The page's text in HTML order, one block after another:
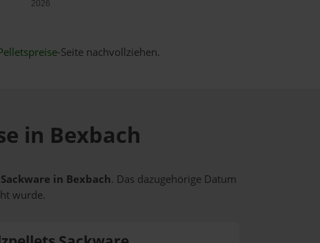
2026
-Seite nachvollziehen.
in Bexbach
in Bexbach. Das dazugehörige Datum
wurde.